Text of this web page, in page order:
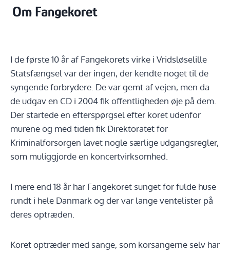
Om Fangekoret
I de første 10 år af Fangekorets virke i Vridsløselille
Statsfængsel var der ingen, der kendte noget til de
syngende forbrydere. De var gemt af vejen, men da
de udgav en CD i 2004 fik offentligheden øje på dem.
Der startede en efterspørgsel efter koret udenfor
murene og med tiden fik Direktoratet for
Kriminalforsorgen lavet nogle særlige udgangsregler,
som muliggjorde en koncertvirksomhed.
I mere end 18 år har Fangekoret sunget for fulde huse
rundt i hele Danmark og der var lange ventelister på
deres optræden.
Koret optræder med sange, som korsangerne selv har